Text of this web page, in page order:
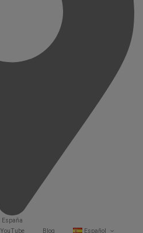
España
Español
Blog
YouTube